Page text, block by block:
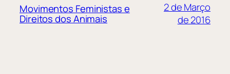
Movimentos Feministas e
Direitos dos Animais
2 de Março
de 2016